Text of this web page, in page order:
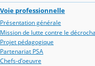
Voie professionnelle
Présentation générale
Mission de lutte contre le
Projet pédagogique
Partenariat PSA
Chefs-d'oeuvre